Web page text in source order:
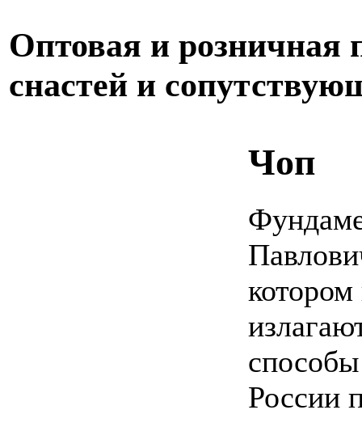
Оптовая и розничная
снастей и
Чоп
России